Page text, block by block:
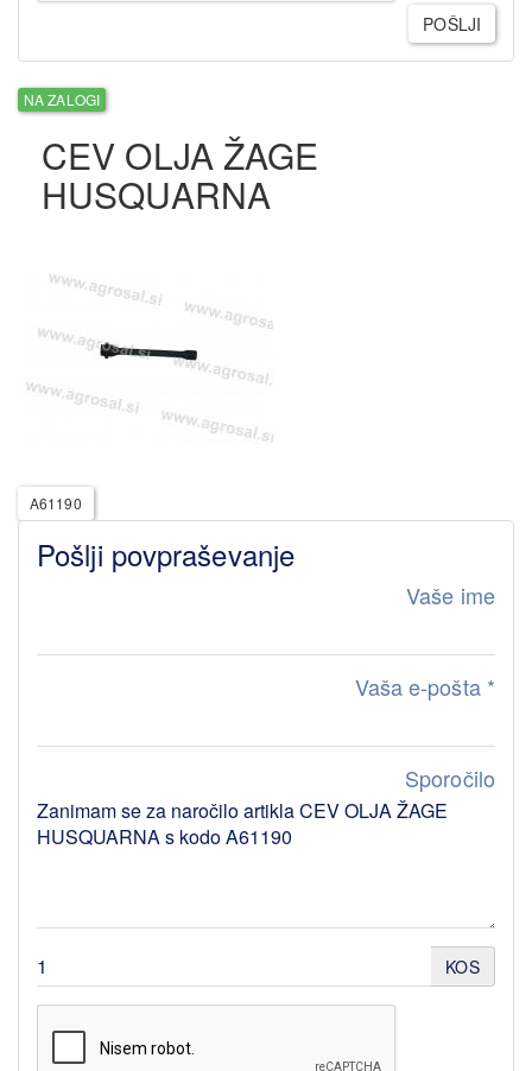
POŠLJI
NA ZALOGI
CEV OLJA ŽAGE
HUSQUARNA
A61190
Pošlji povpraševanje
Vaše ime
Vaša e-pošta *
Sporočilo
KOS